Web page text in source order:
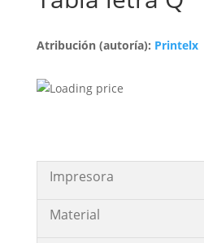
Atribución (autoría): Printelx
Impresora
Material